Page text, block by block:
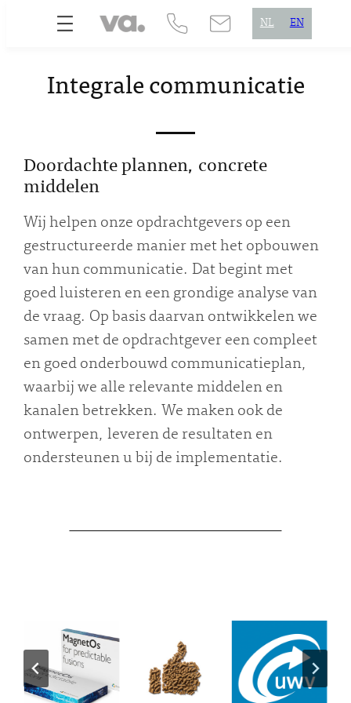
NL EN
Integrale communicatie
Doordachte plannen, concrete
middelen
Wij helpen onze opdrachtgevers op een
gestructureerde manier met het opbouwen
van hun communicatie. Dat begint met
goed luisteren en een grondige analyse van
de vraag. Op basis daarvan ontwikkelen we
samen met de opdrachtgever een compleet
en goed onderbouwd communicatieplan,
waarbij we alle relevante middelen en
kanalen betrekken. We maken ook de
ontwerpen, leveren de resultaten en
ondersteunen u bij de implementatie.